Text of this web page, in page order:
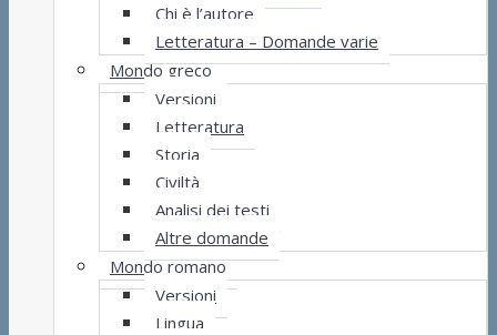
Chi è l’autore
Letteratura – Domande varie
Mondo greco
Versioni
Letteratura
Storia
Civiltà
Analisi dei testi
Altre domande
Mondo romano
Versioni
Lingua